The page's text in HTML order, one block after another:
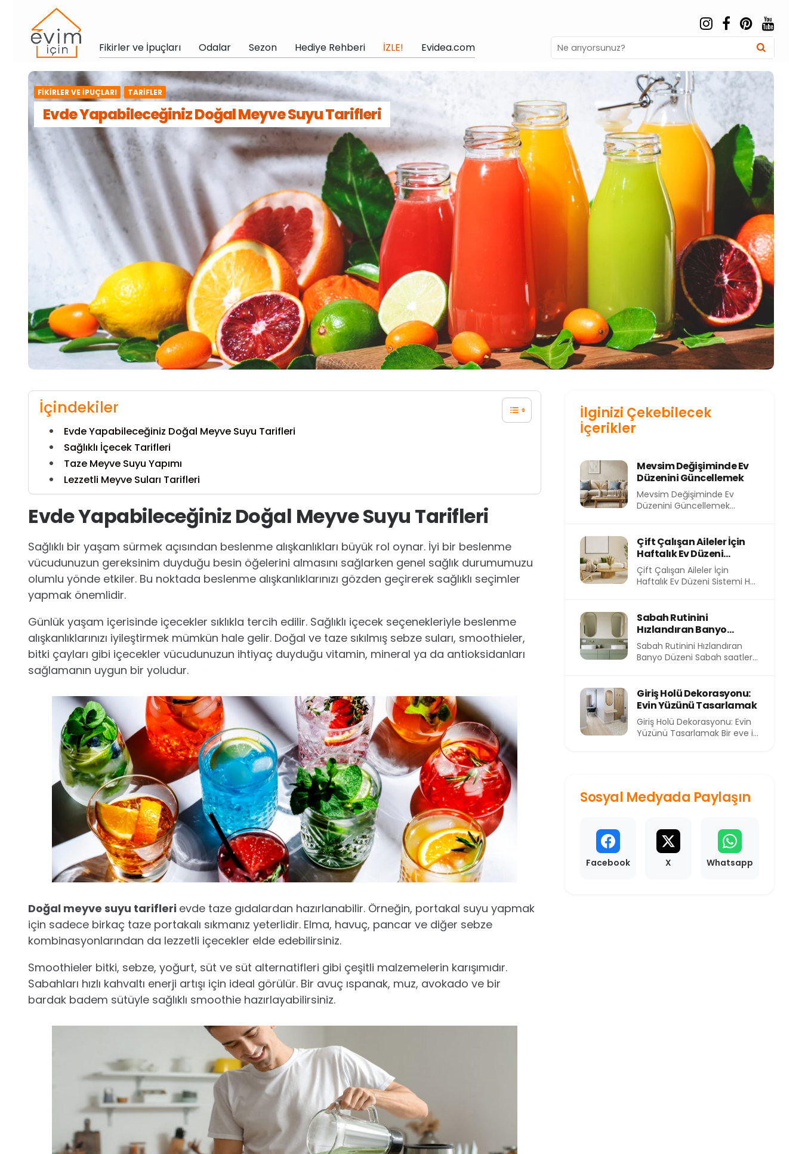
Fikirler ve İpuçları Odalar Sezon Hediye Rehberi İZLE! Evidea.com Search
for:
FIKIRLER VE İPUÇLARI TARIFLER
Evde Yapabileceğiniz Doğal Meyve Suyu Tarifleri
İçindekiler
Evde Yapabileceğiniz Doğal Meyve Suyu Tarifleri
Sağlıklı İçecek Tarifleri
Taze Meyve Suyu Yapımı
Lezzetli Meyve Suları Tarifleri
Evde Yapabileceğiniz Doğal Meyve Suyu Tarifleri
Sağlıklı bir yaşam sürmek açısından beslenme alışkanlıkları büyük rol oynar. İyi bir beslenme
vücudunuzun gereksinim duyduğu besin öğelerini almasını sağlarken genel sağlık durumumuzu
olumlu yönde etkiler. Bu noktada beslenme alışkanlıklarınızı gözden geçirerek sağlıklı seçimler
yapmak önemlidir.
Günlük yaşam içerisinde içecekler sıklıkla tercih edilir. Sağlıklı içecek seçenekleriyle beslenme
alışkanlıklarınızı iyileştirmek mümkün hale gelir. Doğal ve taze sıkılmış sebze suları, smoothieler,
bitki çayları gibi içecekler vücudunuzun ihtiyaç duyduğu vitamin, mineral ya da antioksidanları
sağlamanın uygun bir yoludur.
Doğal meyve suyu tarifleri evde taze gıdalardan hazırlanabilir. Örneğin, portakal suyu yapmak
için sadece birkaç taze portakalı sıkmanız yeterlidir. Elma, havuç, pancar ve diğer sebze
kombinasyonlarından da lezzetli içecekler elde edebilirsiniz.
Smoothieler bitki, sebze, yoğurt, süt ve süt alternatifleri gibi çeşitli malzemelerin karışımıdır.
Sabahları hızlı kahvaltı enerji artışı için ideal görülür. Bir avuç ıspanak, muz, avokado ve bir
bardak badem sütüyle sağlıklı smoothie hazırlayabilirsiniz.
İlginizi Çekebilecek
İçerikler
Mevsim Değişiminde Ev
Düzenini Güncellemek
Mevsim Değişiminde Ev
Düzenini Güncellemek
evimizin içindeki atmosfer
de...
Çift Çalışan Aileler İçin
Haftalık Ev Düzeni
Sistemi
Çift Çalışan Aileler İçin
Haftalık Ev Düzeni Sistemi Her
Sabah Rutinini
Hızlandıran Banyo
Düzeni
Sabah Rutinini Hızlandıran
Banyo Düzeni Sabah saatleri,
Giriş Holü Dekorasyonu:
Evin Yüzünü Tasarlamak
Giriş Holü Dekorasyonu: Evin
Yüzünü Tasarlamak Bir eve ilk
Sosyal Medyada Paylaşın
Facebook X Whatsapp